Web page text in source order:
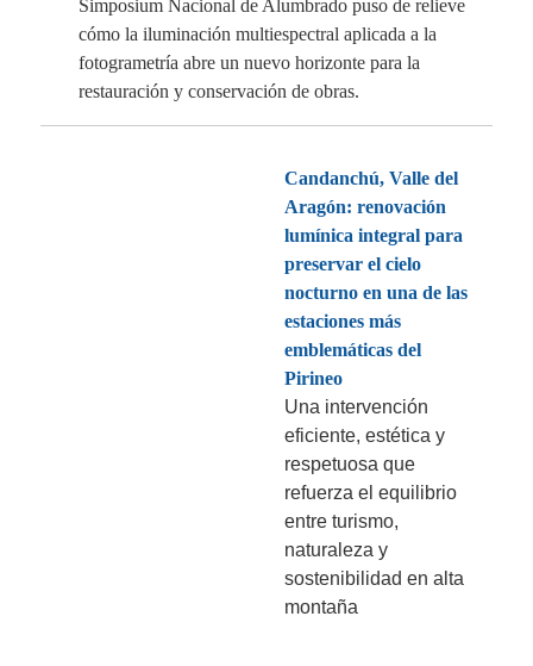
Simposium Nacional de Alumbrado puso de relieve
cómo la iluminación multiespectral aplicada a la
fotogrametría abre un nuevo horizonte para la
restauración y conservación de obras.
Candanchú, Valle del
Aragón: renovación
lumínica integral para
preservar el cielo
nocturno en una de las
estaciones más
emblemáticas del
Pirineo
Una intervención
eficiente, estética y
respetuosa que
refuerza el equilibrio
entre turismo,
naturaleza y
sostenibilidad en alta
montaña